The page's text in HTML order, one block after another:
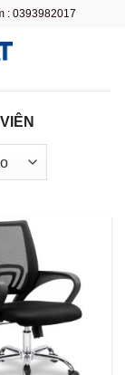
: 0393982017